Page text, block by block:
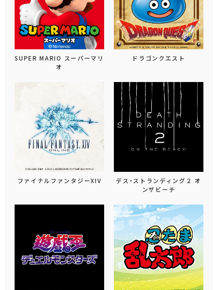
SUPER MARIO スーパーマリ
オ
ドラゴンクエスト
ファイナルファンタジーXIV
デス・ストランディング２ オ
ンザビーチ